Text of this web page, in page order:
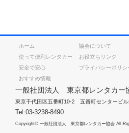
一般社団法人 東京都レンタカー
東京千代田区五番町10-2 五番町センタービ
Tel:03-3238-8490
ホーム
使って便利レンタカー
安全で安心
おすすめ情報
協会について
お役立ちリンク
プライバシーポリシ
Copyright© 一般社団法人 東京都レンタカー協会 All